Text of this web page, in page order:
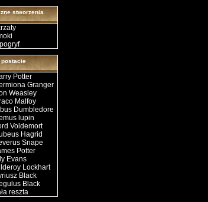
stworzenia
postacie
Potter
Granger
Weasley
Malfoy
Dumbledore
lupin
Voldemort
Hagrid
Snape
Potter
Evans
Lockhart
Black
Black
reszta